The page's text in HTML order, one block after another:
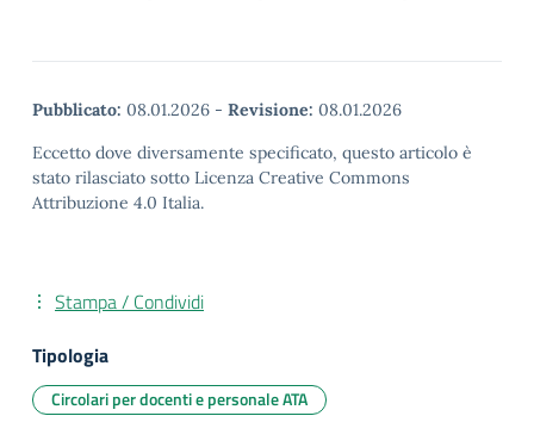
Pubblicato: 08.01.2026 - Revisione: 08.01.2026
Eccetto dove diversamente specificato, questo articolo è
stato rilasciato sotto Licenza Creative Commons
Attribuzione 4.0 Italia.
Stampa / Condividi
Tipologia
Circolari per docenti e personale ATA